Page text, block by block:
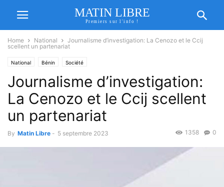
MATIN LIBRE
Premiers sur l'info !
Home National
Journalisme d’investigation: La Cenozo et le Ccij
scellent un partenariat
National Bénin Société
Journalisme d’investigation:
La Cenozo et le Ccij scellent
un partenariat
By Matin Libre - 5 septembre 2023 0
1358